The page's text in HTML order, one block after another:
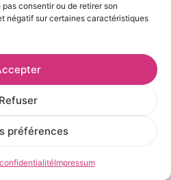
consentir ou de retirer son
négatif sur certaines caractéristiques
Refuser
préférences
Impressum